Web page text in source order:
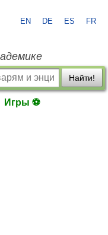
EN DE ES FR
Найти!
Игры ⚽